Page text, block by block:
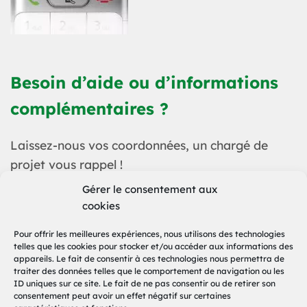
Gérer le consentement aux
cookies
Pour offrir les meilleures expériences, nous utilisons des technologies
telles que les cookies pour stocker et/ou accéder aux informations des
appareils. Le fait de consentir à ces technologies nous permettra de
traiter des données telles que le comportement de navigation ou les
ID uniques sur ce site. Le fait de ne pas consentir ou de retirer son
consentement peut avoir un effet négatif sur certaines
Besoin d’aide ou d’informations
complémentaires ?
Laissez-nous vos coordonnées, un chargé de
projet vous rappel !